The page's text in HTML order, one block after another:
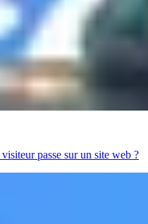
passe sur un site web ?